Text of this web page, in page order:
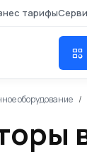
тарифы
оборудование